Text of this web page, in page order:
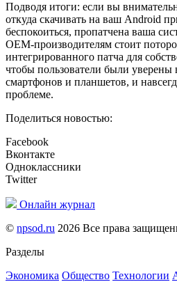
Подводя итоги: если вы
откуда скачивать на ваш Android
беспокоиться, пропатчена ваша
OEM-производителям стоит
интегрированного патча для
чтобы пользователи были
смартфонов и планшетов, и
проблеме.
Поделиться новостью:
Facebook
Вконтакте
Одноклассники
Twitter
Онлайн журнал
© npsod.ru 2026 Все права
Разделы
Экономика Общество Технологии